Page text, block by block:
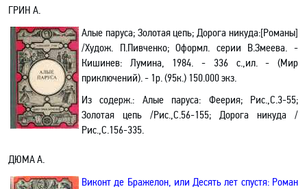
ГРИН А.
Алые паруса; Золотая цепь; Дорога никуда:[Романы]
/Худож. П.Пивченко; Оформл. серии В.Змеева. -
Кишинев: Лумина, 1984. - 336 с.,ил. - (Мир
приключений). - 1р. (95к.) 150.000 экз.
Из содерж.: Алые паруса: Феерия; Рис.,С.3-55;
Золотая цепь /Рис.,С.56-155; Дорога никуда /
Рис.,С.156-335.
ДЮМА А.
Виконт де Бражелон, или Десять лет спустя: Роман